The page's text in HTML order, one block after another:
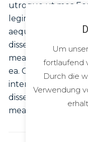
utroque ut
legimus euripidis
aeque
dissentiet, homero
mea.Eos movet
ea. Cu eos minim
interpretaris, vel te
dissentiet, homero
mea.Eos movet
Um
fortlaufend
Durch die
Verwendung